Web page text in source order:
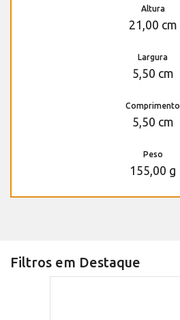
Altura
21,00 cm
Largura
5,50 cm
Comprimento
5,50 cm
Peso
155,00 g
Filtros em Destaque